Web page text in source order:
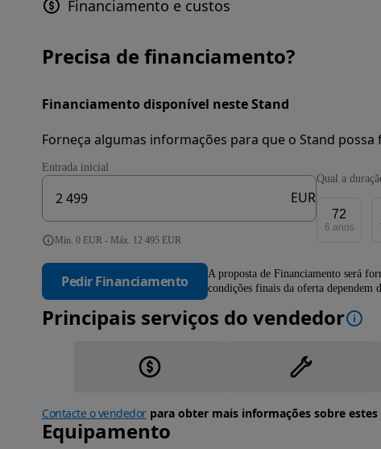
Financiamento e custos
Precisa de financiamento?
Financiamento disponível neste Stand
Forneça algumas informações para que o Stand
Entrada inicial
EUR
Mín. 0 EUR - Máx. 12 495 EUR
Qual a
72
6 anos
Pedir Financiamento
A proposta de Financiamento será
condições finais da oferta dependem
Principais serviços do vendedor
Contacte o vendedorpara obter mais informações sobre estes
Equipamento